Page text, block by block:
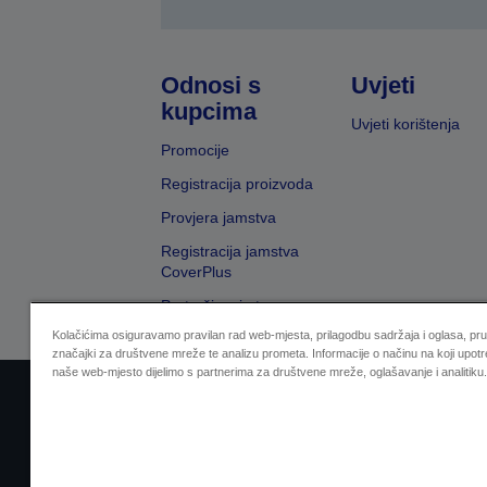
Odnosi s
kupcima
Promocije
Registracija proizvoda
Provjera jamstva
Registracija jamstva
CoverPlus
Pretraživanje trgovaca
Uvjeti
Uvjeti korištenja
Kolačićima osiguravamo pravilan rad web-mjesta, prilagodbu sadržaja i oglasa,
značajki za društvene mreže te analizu prometa. Informacije o načinu na koji
naše web-mjesto dijelimo s partnerima za društvene mreže, oglašavanje i analitiku.